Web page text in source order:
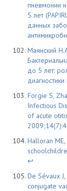
пневмонии
5 лет
данных
Маянский
до 5 лет:
Forgie S,
Infectious
of acute
Halloran
↩
De Sévaux
conjugate